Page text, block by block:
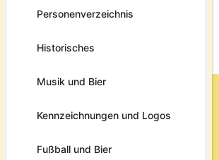
Personenverzeichnis
Historisches
Musik und Bier
Kennzeichnungen und Logos
Fußball und Bier